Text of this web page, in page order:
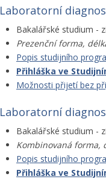
Laboratorní
Bakalářské studium -
Prezenční forma,
Popis studijního
Přihláška ve
Možnosti přijetí bez
Laboratorní
Bakalářské studium -
Kombinovaná forma,
Popis studijního
Přihláška ve